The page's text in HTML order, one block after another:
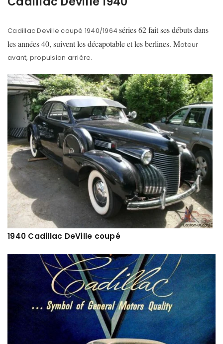
Cadillac Deville coupé 1940/1964séries 62 fait ses débuts dans
les années 40, suivent les décapotable et les berlines. Moteur
avant, propulsion arrière.
1940 Cadillac DeVille coupé